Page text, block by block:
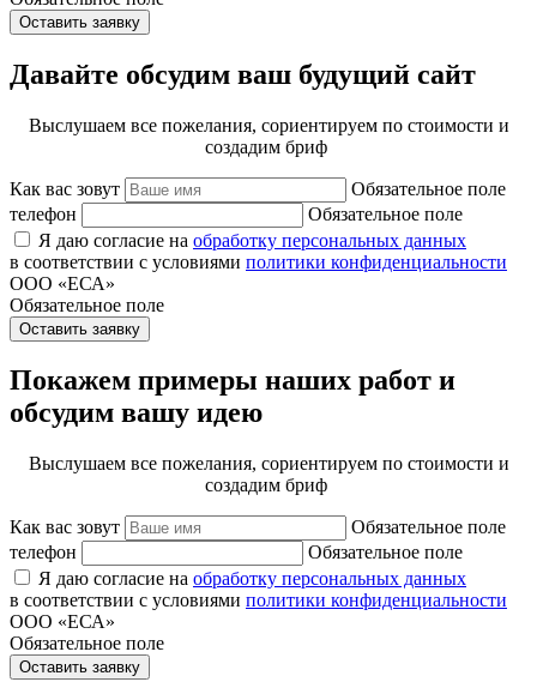
Оставить заявку
Давайте обсудим ваш будущий сайт
Выслушаем все пожелания, сориентируем по стоимости и
создадим бриф
Как вас зовут
Обязательное поле
телефон
Обязательное поле
Я даю согласие на обработку персональных данных
в соответствии с условиями политики конфиденциальности
ООО «ЕСА»
Обязательное поле
Оставить заявку
Покажем примеры наших работ и
обсудим вашу идею
Выслушаем все пожелания, сориентируем по стоимости и
создадим бриф
Как вас зовут
Обязательное поле
телефон
Обязательное поле
Я даю согласие на обработку персональных данных
в соответствии с условиями политики конфиденциальности
ООО «ЕСА»
Обязательное поле
Оставить заявку